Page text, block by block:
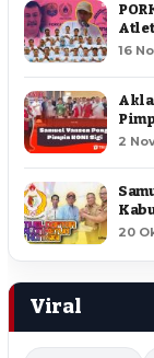
Atlet
16
2
20
Viral